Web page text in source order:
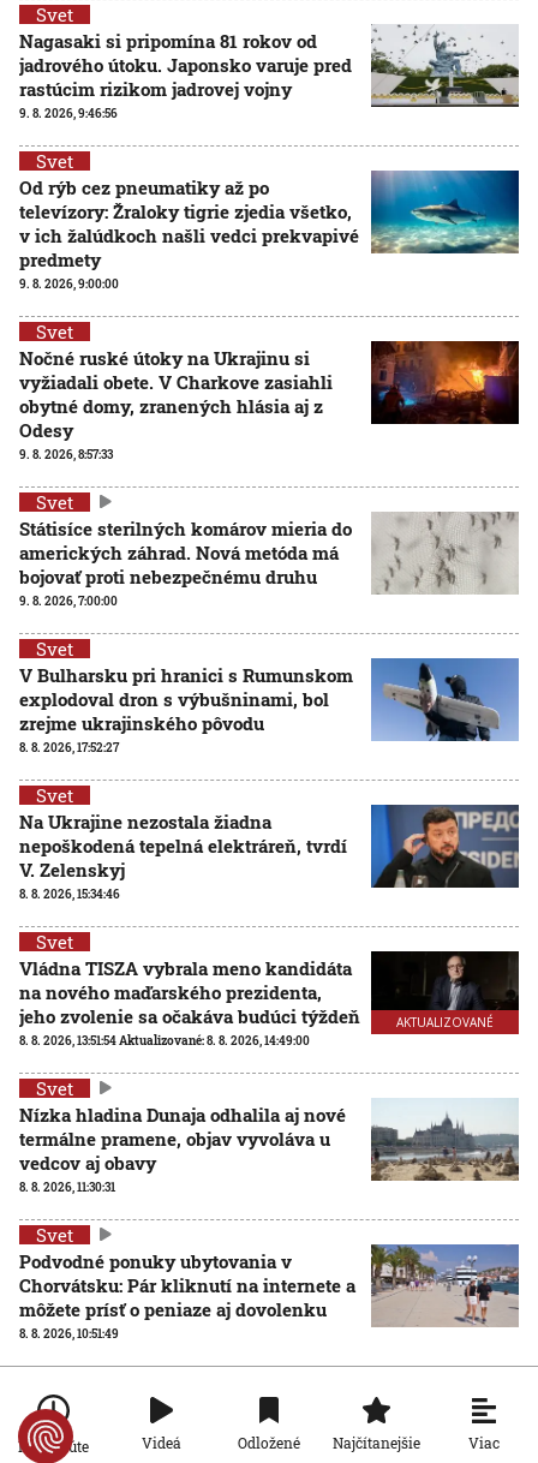
Svet
Nagasaki si pripomína 81 rokov od
jadrového útoku. Japonsko varuje pred
rastúcim rizikom jadrovej vojny
9. 8. 2026, 9:46:56
Svet
Od rýb cez pneumatiky až po
televízory: Žraloky tigrie zjedia všetko,
v ich žalúdkoch našli vedci prekvapivé
predmety
9. 8. 2026, 9:00:00
Svet
Nočné ruské útoky na Ukrajinu si
vyžiadali obete. V Charkove zasiahli
obytné domy, zranených hlásia aj z
Odesy
9. 8. 2026, 8:57:33
Svet
Státisíce sterilných komárov mieria do
amerických záhrad. Nová metóda má
bojovať proti nebezpečnému druhu
9. 8. 2026, 7:00:00
Svet
V Bulharsku pri hranici s Rumunskom
explodoval dron s výbušninami, bol
zrejme ukrajinského pôvodu
8. 8. 2026, 17:52:27
Svet
Na Ukrajine nezostala žiadna
nepoškodená tepelná elektráreň, tvrdí
V. Zelenskyj
8. 8. 2026, 15:34:46
AKTUALIZOVANÉ
Svet
Vládna TISZA vybrala meno kandidáta
na nového maďarského prezidenta,
jeho zvolenie sa očakáva budúci týždeň
8. 8. 2026, 13:51:54Aktualizované:8. 8. 2026, 14:49:00
Svet
Nízka hladina Dunaja odhalila aj nové
termálne pramene, objav vyvoláva u
vedcov aj obavy
8. 8. 2026, 11:30:31
Svet
Podvodné ponuky ubytovania v
Chorvátsku: Pár kliknutí na internete a
môžete prísť o peniaze aj dovolenku
8. 8. 2026, 10:51:49
Svet
Rakúsko reaguje na horúčavy, chce zjednodušiť cestu ku
klimatizáciám. Opozícia a Greenpeace žiadajú iné
Po minúte Videá Odložené Najčítanejšie Viac